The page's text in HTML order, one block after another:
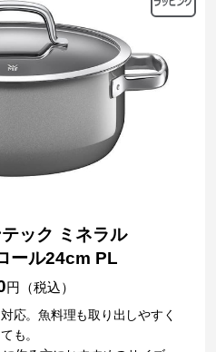
ック ミネラル
ール24cm PL
円（税込）
応。魚料理も取り出しやすく
も。